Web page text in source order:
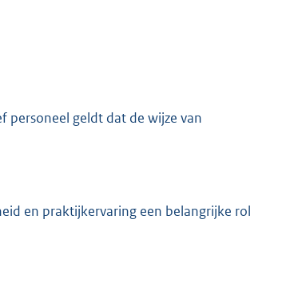
personeel geldt dat de wijze van
en praktijkervaring een belangrijke rol